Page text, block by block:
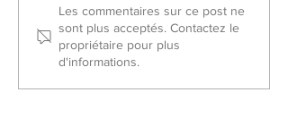
Sélectionnés France Piste
2026
Les commentaires sur ce post ne
sont plus acceptés. Contactez le
propriétaire pour plus
d'informations.